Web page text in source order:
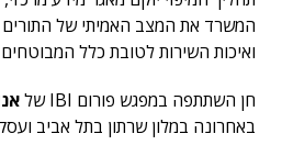
המשרד את המצב האמיתי של התורים
ואיכות השירות לטובת כלל
חן השתתפה במפגש פורום IBI של
באחרונה במלון שרתון בתל אביב